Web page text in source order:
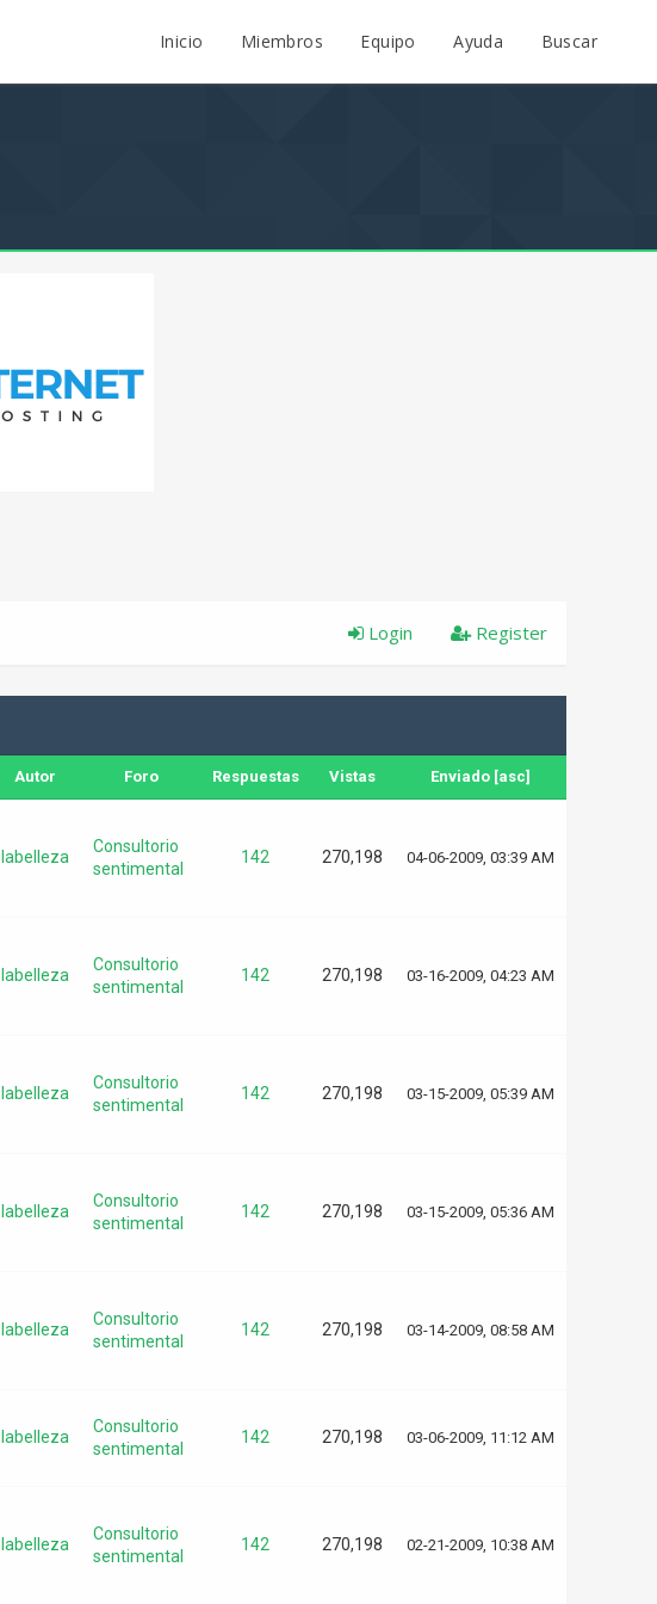
Inicio Miembros Equipo Ayuda Buscar
Register
Login
Autor Foro Respuestas Vistas Enviado [asc]
labelleza
Consultorio
sentimental
142 270,198 04-06-2009, 03:39 AM
labelleza
Consultorio
sentimental
142 270,198 03-16-2009, 04:23 AM
labelleza
Consultorio
sentimental
142 270,198 03-15-2009, 05:39 AM
labelleza
Consultorio
sentimental
142 270,198 03-15-2009, 05:36 AM
labelleza
Consultorio
sentimental
142 270,198 03-14-2009, 08:58 AM
labelleza
Consultorio
sentimental
142 270,198 03-06-2009, 11:12 AM
labelleza
Consultorio
sentimental
142 270,198 02-21-2009, 10:38 AM